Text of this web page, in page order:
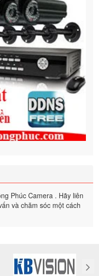
Phúc Camera . Hãy liên
và chăm sóc một cách